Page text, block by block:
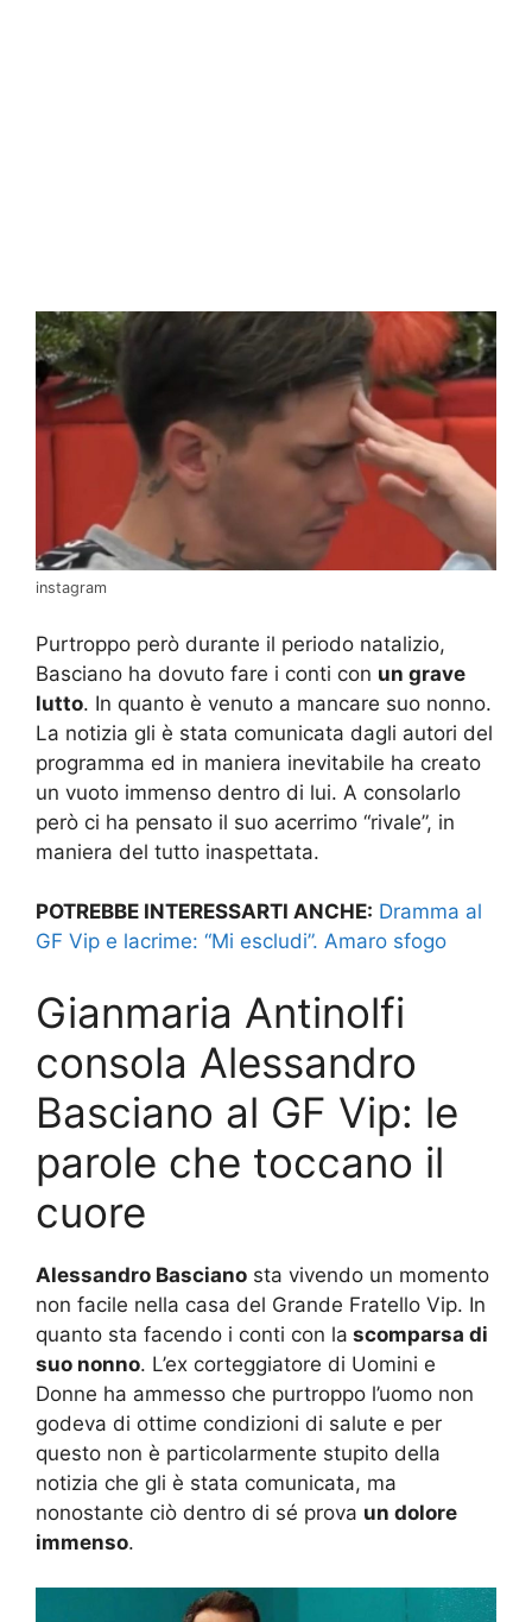
instagram
Purtroppo però durante il periodo natalizio,
Basciano ha dovuto fare i conti con un grave
lutto. In quanto è venuto a mancare suo nonno.
La notizia gli è stata comunicata dagli autori del
programma ed in maniera inevitabile ha creato
un vuoto immenso dentro di lui. A consolarlo
però ci ha pensato il suo acerrimo “rivale”, in
maniera del tutto inaspettata.
POTREBBE INTERESSARTI ANCHE: Dramma al
GF Vip e lacrime: “Mi escludi”. Amaro sfogo
Gianmaria Antinolfi
consola Alessandro
Basciano al GF Vip: le
parole che toccano il
cuore
Alessandro Basciano sta vivendo un momento
non facile nella casa del Grande Fratello Vip. In
quanto sta facendo i conti con la scomparsa di
suo nonno. L’ex corteggiatore di Uomini e
Donne ha ammesso che purtroppo l’uomo non
godeva di ottime condizioni di salute e per
questo non è particolarmente stupito della
notizia che gli è stata comunicata, ma
nonostante ciò dentro di sé prova un dolore
immenso.